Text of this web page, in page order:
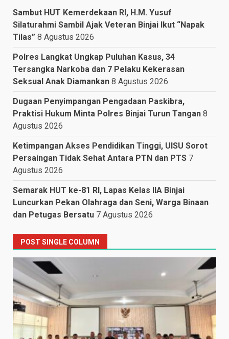
Sambut HUT Kemerdekaan RI, H.M. Yusuf
Silaturahmi Sambil Ajak Veteran Binjai Ikut “Napak
Tilas” 8 Agustus 2026
Polres Langkat Ungkap Puluhan Kasus, 34
Tersangka Narkoba dan 7 Pelaku Kekerasan
Seksual Anak Diamankan 8 Agustus 2026
Dugaan Penyimpangan Pengadaan Paskibra,
Praktisi Hukum Minta Polres Binjai Turun Tangan 8
Agustus 2026
Ketimpangan Akses Pendidikan Tinggi, UISU Sorot
Persaingan Tidak Sehat Antara PTN dan PTS 7
Agustus 2026
Semarak HUT ke-81 RI, Lapas Kelas IIA Binjai
Luncurkan Pekan Olahraga dan Seni, Warga Binaan
dan Petugas Bersatu 7 Agustus 2026
POST SINGLE COLUMN